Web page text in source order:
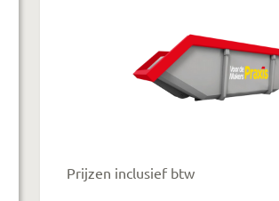
Prijzen inclusief btw